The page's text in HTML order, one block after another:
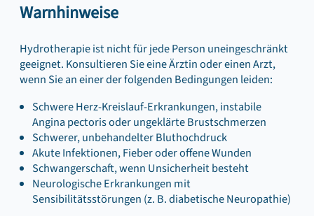
Warnhinweise
Hydrotherapie ist nicht für jede Person uneingeschränkt
geeignet. Konsultieren Sie eine Ärztin oder einen Arzt,
wenn Sie an einer der folgenden Bedingungen leiden:
Schwere Herz-Kreislauf-Erkrankungen, instabile
Angina pectoris oder ungeklärte Brustschmerzen
Schwerer, unbehandelter Bluthochdruck
Akute Infektionen, Fieber oder offene Wunden
Schwangerschaft, wenn Unsicherheit besteht
Neurologische Erkrankungen mit
Sensibilitätsstörungen (z. B. diabetische Neuropathie)